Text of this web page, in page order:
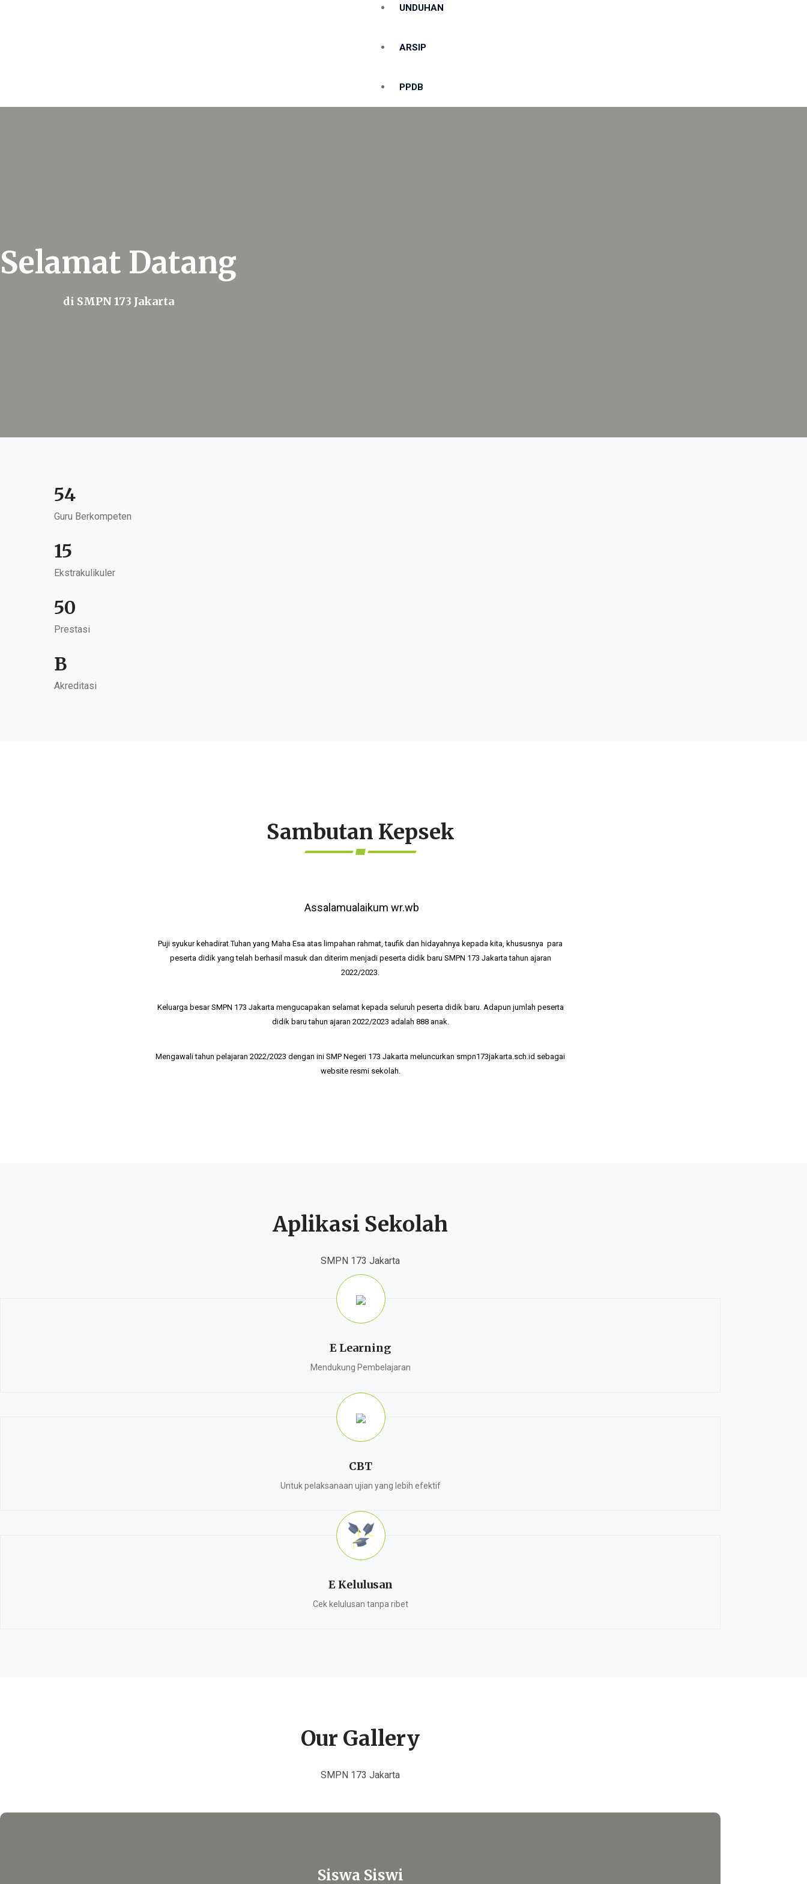
UNDUHAN
ARSIP
PPDB
Selamat Datang
di SMPN 173 Jakarta
54
Guru Berkompeten
15
Ekstrakulikuler
50
Prestasi
B
Akreditasi
Sambutan Kepsek
Assalamualaikum wr.wb
Puji syukur kehadirat Tuhan yang Maha Esa atas limpahan rahmat, taufik dan hidayahnya kepada kita, khususnya para
peserta didik yang telah berhasil masuk dan diterim menjadi peserta didik baru SMPN 173 Jakarta tahun ajaran
2022/2023.
Keluarga besarSMPN 173 Jakartamengucapakan selamat kepada seluruh peserta didik baru. Adapun jumlah peserta
didik baru tahun ajaran 2022/2023 adalah 888 anak.
Mengawali tahun pelajaran 2022/2023 dengan ini SMP Negeri 173 Jakarta meluncurkan smpn173jakarta.sch.id sebagai
website resmi sekolah.
Aplikasi Sekolah
SMPN 173 Jakarta
E Learning
Mendukung Pembelajaran
CBT
Untuk pelaksanaan ujian yang lebih efektif
E Kelulusan
Cek kelulusan tanpa ribet
Our Gallery
SMPN 173 Jakarta
Siswa Siswi